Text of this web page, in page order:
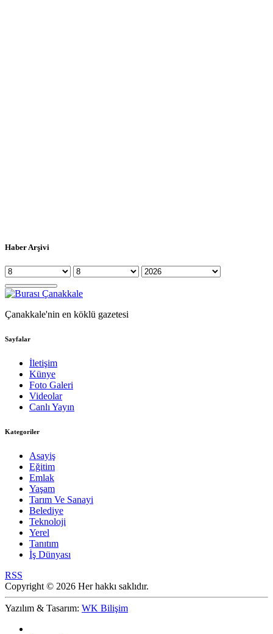
Haber Arşivi
Çanakkale'nin en köklü gazetesi
Sayfalar
İletişim
Künye
Foto Galeri
Videolar
Canlı Yayın
Kategoriler
Asayiş
Eğitim
Emlak
Yaşam
Tarım Ve Sanayi
Belediye
Teknoloji
Yerel
Tanıtım
İş Dünyası
RSS
Copyright © 2026 Her hakkı saklıdır.
Yazılım & Tasarım: WK Bilişim